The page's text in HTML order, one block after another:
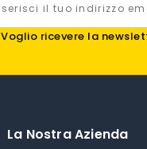
Voglio ricevere la
La Nostra Azienda